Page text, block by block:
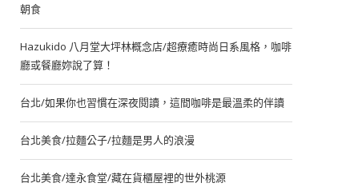
朝食
Hazukido 八月堂大坪林概念店/超療癒時尚日系風格，咖啡
廳或餐廳妳說了算！
台北/如果你也習慣在深夜閱讀，這間咖啡是最溫柔的伴讀
台北美食/拉麵公子/拉麵是男人的浪漫
台北美食/達永食堂/藏在貨櫃屋裡的世外桃源